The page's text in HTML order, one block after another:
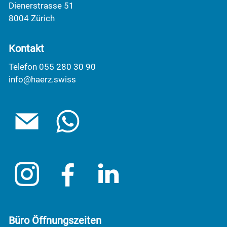
Dienerstrasse 51
8004 Zürich
Kontakt
Telefon 055 280 30 90
info@haerz.swiss
Büro Öffnungszeiten